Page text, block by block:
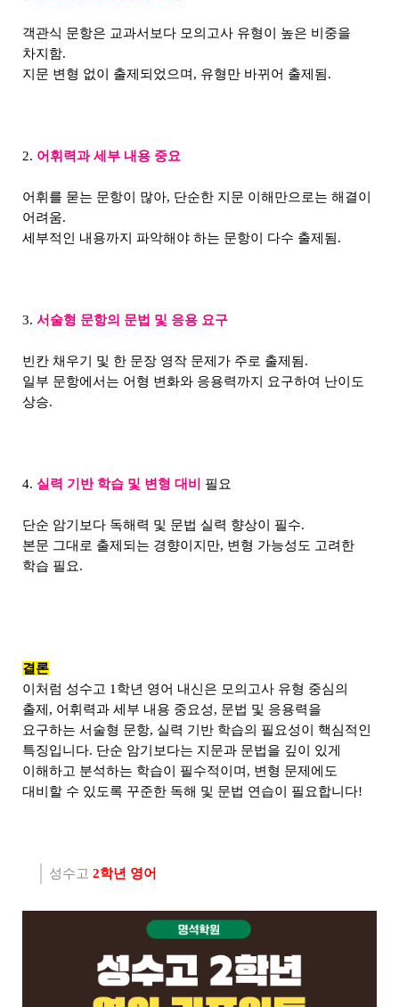
객관식 문항은 교과서보다 모의고사 유형이 높은 비중을
차지함.
지문 변형 없이 출제되었으며, 유형만 바뀌어 출제됨.
2. 어휘력과 세부 내용 중요
어휘를 묻는 문항이 많아, 단순한 지문 이해만으로는 해결이
어려움.
세부적인 내용까지 파악해야 하는 문항이 다수 출제됨.
3. 서술형 문항의 문법 및 응용 요구
빈칸 채우기 및 한 문장 영작 문제가 주로 출제됨.
일부 문항에서는 어형 변화와 응용력까지 요구하여 난이도
상승.
4. 실력 기반 학습 및 변형 대비 필요
단순 암기보다 독해력 및 문법 실력 향상이 필수.
본문 그대로 출제되는 경향이지만, 변형 가능성도 고려한
학습 필요.
결론
이처럼 성수고 1학년 영어 내신은 모의고사 유형 중심의
출제, 어휘력과 세부 내용 중요성, 문법 및 응용력을
요구하는 서술형 문항, 실력 기반 학습의 필요성이 핵심적인
특징입니다. 단순 암기보다는 지문과 문법을 깊이 있게
이해하고 분석하는 학습이 필수적이며, 변형 문제에도
대비할 수 있도록 꾸준한 독해 및 문법 연습이 필요합니다!
성수고 2학년 영어